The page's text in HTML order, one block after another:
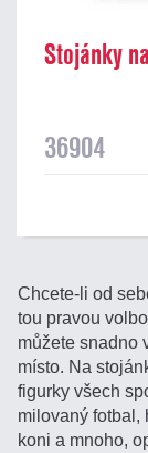
Stojánky
36904
Chcete-li od
tou pravou
můžete snadno
místo. Na
figurky všech
milovaný fotbal,
koni a mnoho,